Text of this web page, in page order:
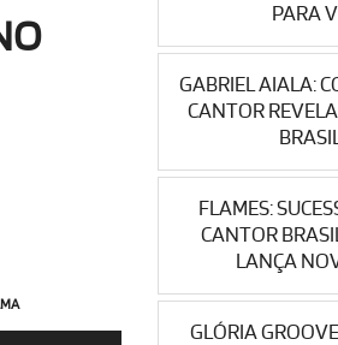
PARA
GABRIEL AIALA:
CANTOR
FLAMES:
CANTOR
LANÇA
GLÓRIA